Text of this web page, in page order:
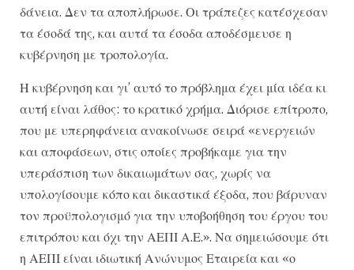
δάνεια. Δεν τα αποπλήρωσε. Οι τράπεζες κατέσχεσαν
τα έσοδά της, και αυτά τα έσοδα αποδέσμευσε η
κυβέρνηση με τροπολογία.
Η κυβέρνηση και γι’ αυτό το πρόβλημα έχει μία ιδέα κι
αυτή είναι λάθος: το κρατικό χρήμα. Διόρισε επίτροπο,
που με υπερηφάνεια ανακοίνωσε σειρά «ενεργειών
και αποφάσεων, στις οποίες προβήκαμε για την
υπεράσπιση των δικαιωμάτων σας, χωρίς να
υπολογίσουμε κόπο και δικαστικά έξοδα, που βάρυναν
τον προϋπολογισμό για την υποβοήθηση του έργου του
επιτρόπου και όχι την ΑΕΠΙ Α.Ε.». Να σημειώσουμε ότι
η ΑΕΠΙ είναι ιδιωτική Ανώνυμος Εταιρεία και «ο